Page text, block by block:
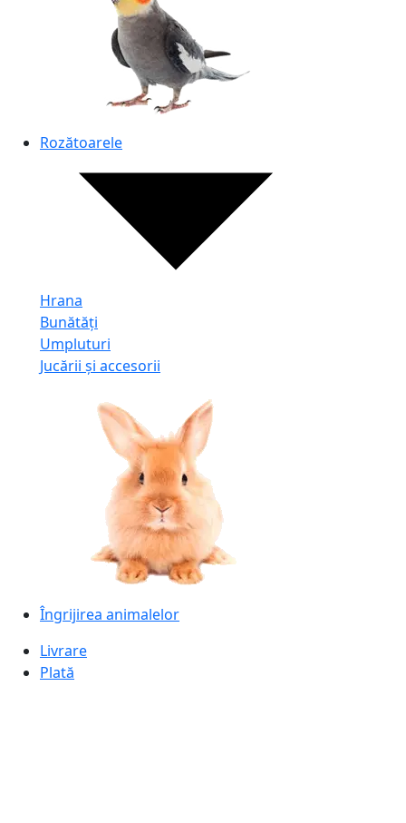
Rozătoarele
Hrana
Bunătăți
Umpluturi
Jucării și accesorii
Îngrijirea animalelor
Livrare
Plată